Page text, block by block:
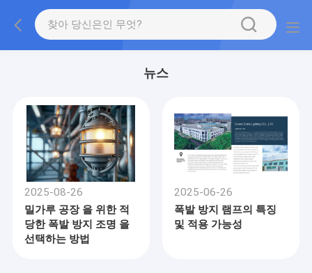
뉴스
2025-08-26
밀가루 공장 을 위한 적
당한 폭발 방지 조명 을
선택하는 방법
2025-06-26
폭발 방지 램프의 특징
및 적용 가능성